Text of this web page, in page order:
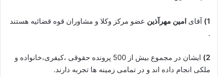
1) آقای امین مهرآذین عضو مرکز وکلا و مشاوران قوه قضائیه هستند
.
2)
ایشان در مجموع بیش از 500 پرونده حقوقی ،کیفری،خانواده و
ملکی انجام داده اند و در تمامی زمینه ها تجربه دارند.